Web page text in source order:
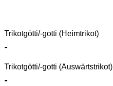
Trikotgötti/-gotti (Heimtrikot)
-
Trikotgötti/-gotti (Auswärtstrikot)
-